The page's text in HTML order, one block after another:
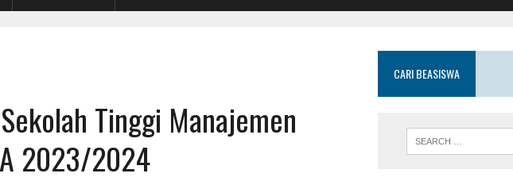
Tinggi Manajemen
2023/2024
CARI BEASISWA